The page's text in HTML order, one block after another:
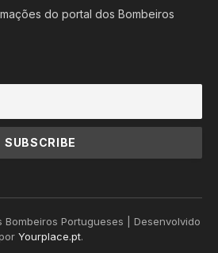
do portal dos Bombeiros
Portugueses | Desenvolvido
Yourplace.pt.